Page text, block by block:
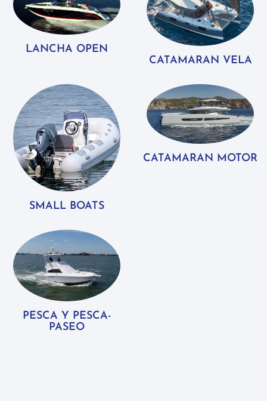
LANCHA OPEN
CATAMARAN VELA
SMALL BOATS
CATAMARAN MOTOR
PESCA Y PESCA-
PASEO